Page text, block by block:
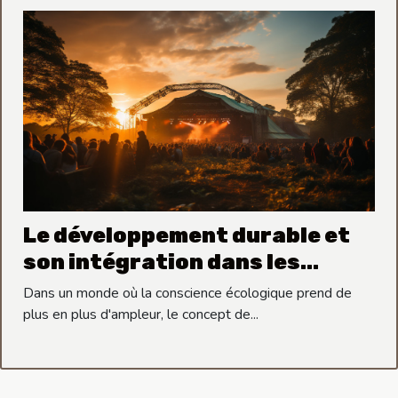
Le développement durable et
son intégration dans les
festivals de musique comme le
Rocktambule
Dans un monde où la conscience écologique prend de
plus en plus d'ampleur, le concept de...